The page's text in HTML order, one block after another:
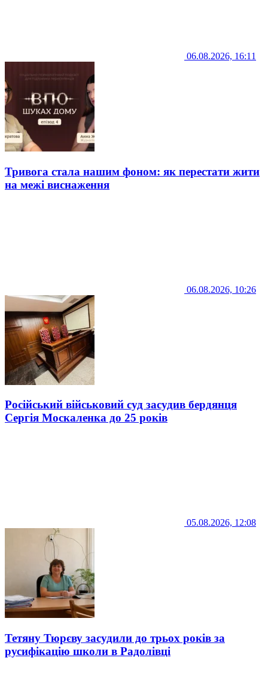
06.08.2026, 16:11
Тривога стала нашим фоном: як перестати жити
на межі виснаження
06.08.2026, 10:26
Російський військовий суд засудив бердянця
Сергія Москаленка до 25 років
05.08.2026, 12:08
Тетяну Тюрєву засудили до трьох років за
русифікацію школи в Радолівці